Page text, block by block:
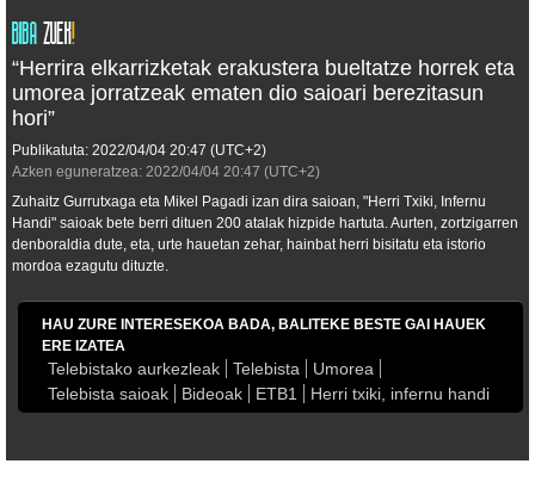
“Herrira elkarrizketak erakustera bueltatze horrek eta
umorea jorratzeak ematen dio saioari berezitasun
hori”
Publikatuta: 2022/04/04 20:47 (UTC+2)
Azken eguneratzea: 2022/04/04 20:47 (UTC+2)
Zuhaitz Gurrutxaga eta Mikel Pagadi izan dira saioan, "Herri Txiki, Infernu
Handi" saioak bete berri dituen 200 atalak hizpide hartuta. Aurten, zortzigarren
denboraldia dute, eta, urte hauetan zehar, hainbat herri bisitatu eta istorio
mordoa ezagutu dituzte.
HAU ZURE INTERESEKOA BADA, BALITEKE BESTE GAI HAUEK
ERE IZATEA
Telebistako aurkezleak Telebista
Umorea
Telebista saioak
Bideoak ETB1 Herri txiki, infernu handi